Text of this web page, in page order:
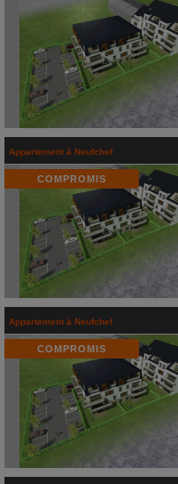
Appartement à Neufchef
COMPROMIS
Appartement à Neufchef
COMPROMIS